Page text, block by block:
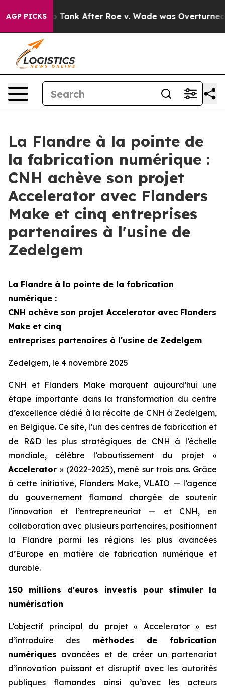
AGP PICKS
to Tank After Roe v. Wade was Overturned.
La Flandre à la pointe de
la fabrication numérique :
CNH achève son projet
Accelerator avec Flanders
Make et cinq entreprises
partenaires à l'usine de
Zedelgem
La Flandre à la pointe de la fabrication
numérique :
CNH achève son projet Accelerator avec Flanders
Make et cinq
entreprises partenaires à l'usine de Zedelgem
Zedelgem, le 4 novembre 2025
CNH et Flanders Make marquent aujourd’hui une
étape importante dans la transformation du centre
d’excellence dédié à la récolte de CNH à Zedelgem,
en Belgique. Ce site, l’un des centres de fabrication et
de R&D les plus stratégiques de CNH à l’échelle
mondiale, célèbre l’aboutissement du projet «
Accelerator» (2022-2025), mené sur trois ans. Grâce
à cette initiative, Flanders Make, VLAIO — l’agence
du gouvernement flamand chargée de soutenir
l’innovation et l’entrepreneuriat — et CNH, en
collaboration avec plusieurs partenaires, positionnent
la Flandre parmi les régions les plus avancées
d’Europe en matière de fabrication numérique et
durable.
150 millions d'euros investis pour stimuler la
numérisation
L’objectif principal du projet « Accelerator » est
d’introduire des méthodes de fabrication
numériques avancées et de créer un partenariat
d’innovation puissant et disruptif avec les autorités
publiques flamandes ainsi qu’avec les acteurs